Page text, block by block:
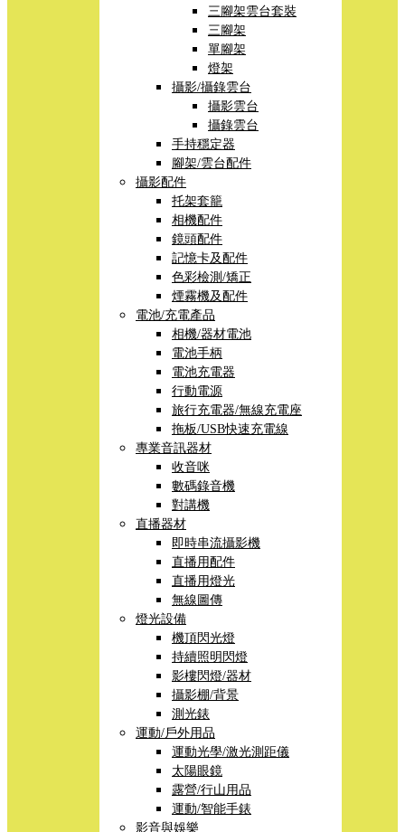
三腳架雲台套裝
三腳架
單腳架
燈架
攝影/攝錄雲台
攝影雲台
攝錄雲台
手持穩定器
腳架/雲台配件
攝影配件
托架套籠
相機配件
鏡頭配件
記憶卡及配件
色彩檢測/矯正
煙霧機及配件
電池/充電產品
相機/器材電池
電池手柄
電池充電器
行動電源
旅行充電器/無線充電座
拖板/USB快速充電線
專業音訊器材
收音咪
數碼錄音機
對講機
直播器材
即時串流攝影機
直播用配件
直播用燈光
無線圖傳
燈光設備
機頂閃光燈
持續照明閃燈
影樓閃燈/器材
攝影棚/背景
測光錶
運動/戶外用品
運動光學/激光測距儀
太陽眼鏡
露營/行山用品
運動/智能手錶
影音與娛樂